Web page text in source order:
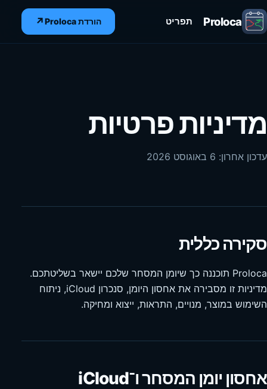
Proloca תפריט הורדת Proloca ↗
מדיניות פרטיות
עדכון אחרון: 6 באוגוסט 2026
סקירה כללית
Proloca תוכננה כך שיומן המסחר שלכם יישאר בשליטתכם.
מדיניות זו מסבירה את אחסון היומן, סנכרון iCloud, ניתוח
השימוש במוצר, מנויים, התראות, ייצוא ומחיקה.
אחסון יומן המסחר ו־iCloud